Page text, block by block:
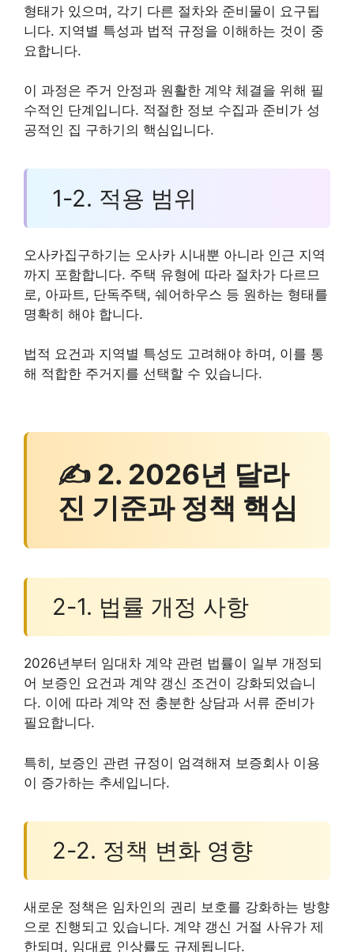
형태가 있으며, 각기 다른 절차와 준비물이 요구됩
니다. 지역별 특성과 법적 규정을 이해하는 것이 중
요합니다.
이 과정은 주거 안정과 원활한 계약 체결을 위해 필
수적인 단계입니다. 적절한 정보 수집과 준비가 성
공적인 집 구하기의 핵심입니다.
1-2. 적용 범위
오사카집구하기는 오사카 시내뿐 아니라 인근 지역
까지 포함합니다. 주택 유형에 따라 절차가 다르므
로, 아파트, 단독주택, 쉐어하우스 등 원하는 형태를
명확히 해야 합니다.
법적 요건과 지역별 특성도 고려해야 하며, 이를 통
해 적합한 주거지를 선택할 수 있습니다.
✍ 2. 2026년 달라
진 기준과 정책 핵심
2-1. 법률 개정 사항
2026년부터 임대차 계약 관련 법률이 일부 개정되
어 보증인 요건과 계약 갱신 조건이 강화되었습니
다. 이에 따라 계약 전 충분한 상담과 서류 준비가
필요합니다.
특히, 보증인 관련 규정이 엄격해져 보증회사 이용
이 증가하는 추세입니다.
2-2. 정책 변화 영향
새로운 정책은 임차인의 권리 보호를 강화하는 방향
으로 진행되고 있습니다. 계약 갱신 거절 사유가 제
한되며, 임대료 인상률도 규제됩니다.